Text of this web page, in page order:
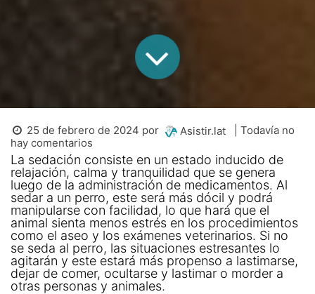
25 de febrero de 2024 por Asistir.lat
| Todavía no
hay comentarios
La sedación consiste en un estado inducido de
relajación, calma y tranquilidad que se genera
luego de la administración de medicamentos. Al
sedar a un perro, este será más dócil y podrá
manipularse con facilidad, lo que hará que el
animal sienta menos estrés en los procedimientos
como el aseo y los exámenes veterinarios. Si no
se seda al perro, las situaciones estresantes lo
agitarán y este estará más propenso a lastimarse,
dejar de comer, ocultarse y lastimar o morder a
otras personas y animales.